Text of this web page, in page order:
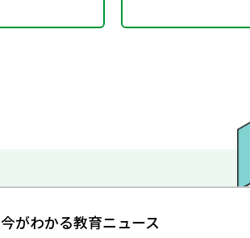
今がわかる教育ニュース